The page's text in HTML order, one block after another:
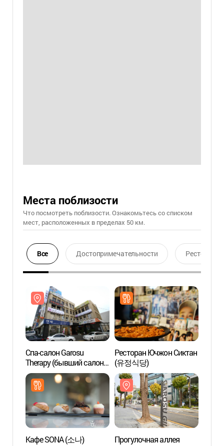
Места поблизости
Что посмотреть поблизости. Ознакомьтесь со списком
мест, расположенных в пределах 50 км.
Все Достопримечательности Ресторан
Спа-салон Garosu
Therapy (бывший салон
The Massage)
(가로수테라피(구,
더마사지) (외국어
사이트용))
Ресторан Ючжон Сиктан
(유정식당)
Кафе SONA (소나)
Прогулочная аллея